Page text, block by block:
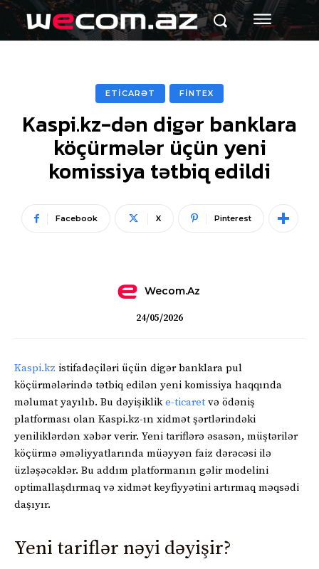
ETİCARƏT FİNTEX
Kaspi.kz-dən digər banklara
köçürmələr üçün yeni
komissiya tətbiq edildi
Facebook X Pinterest
Wecom.az
24/05/2026
Kaspi.kz istifadəçiləri üçün digər banklara pul
köçürmələrində tətbiq edilən yeni komissiya haqqında
məlumat yayılıb. Bu dəyişiklike-ticaret və ödəniş
platforması olan Kaspi.kz-ın xidmət şərtlərindəki
yeniliklərdən xəbər verir. Yeni tariflərə əsasən, müştərilər
köçürmə əməliyyatlarında müəyyən faiz dərəcəsi ilə
üzləşəcəklər. Bu addım platformanın gəlir modelini
optimallaşdırmaq və xidmət keyfiyyətini artırmaq məqsədi
daşıyır.
Yeni tariflər nəyi dəyişir?